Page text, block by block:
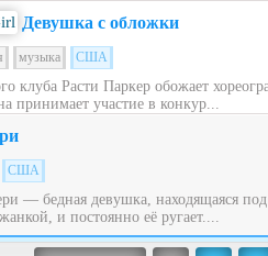
Девушка с обложки
музыка США
клуба Расти Паркер обожает
принимает участие в конкур...
США
— бедная девушка, находящаяся
и постоянно её ругает....